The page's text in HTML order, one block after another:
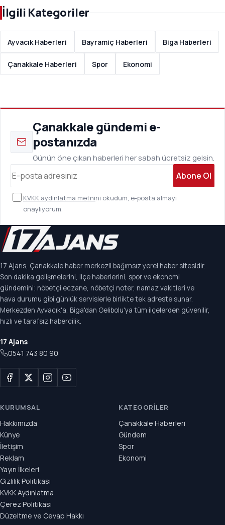
İlgili Kategoriler
Ayvacık Haberleri Bayramiç Haberleri Biga Haberleri
Çanakkale Haberleri Spor Ekonomi
Çanakkale gündemi e-
postanızda
Günün öne çıkan haberleri her sabah ücretsiz gelsin.
Abone Ol
KVKK aydınlatma metnini okudum, e-posta almayı
onaylıyorum.
17 Ajans, Çanakkale haber merkezli bağımsız yerel haber sitesidir.
Son dakika gelişmelerini, ilçe haberlerini, spor ve ekonomi
gündemini; nöbetçi eczane, nöbetçi noter, namaz vakitleri ve
hava durumu gibi günlük servislerle birlikte tek adreste sunar.
Merkezden Ayvacık'a, Biga'dan Gelibolu'ya tüm ilçelerden güvenilir,
hızlı ve tarafsız habercilik.
17 Ajans
0541 743 80 90
KURUMSAL
Hakkımızda
Künye
İletişim
Reklam
Yayın İlkeleri
Gizlilik Politikası
KVKK Aydınlatma
Çerez Politikası
Düzeltme ve Cevap Hakkı
KATEGORILER
Çanakkale Haberleri
Gündem
Spor
Ekonomi